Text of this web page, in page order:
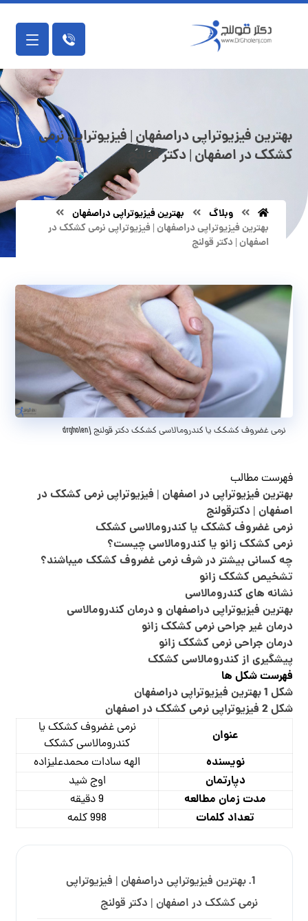
بهترین فیزیوتراپی دراصفهان | فیزیوتراپی نرمی
کشکک در اصفهان | دکتر قولنج
وبلاگ
بهترین فیزیوتراپی دراصفهان
بهترین فیزیوتراپی دراصفهان | فیزیوتراپی نرمی کشکک در
اصفهان | دکتر قولنج
نرمی غضروف کشکک یا کندرومالاسی کشکک دکتر قولنج drgholenj
فهرست مطالب
بهترین فیزیوتراپی در اصفهان | فیزیوتراپی نرمی کشکک در
اصفهان | دکترقولنج
نرمی غضروف کشکک یا کندرومالاسی کشکک
نرمی کشکک زانو یا کندرومالاسی چیست؟
چه کسانی بیشتر در شرف نرمی غضروف کشکک میباشند؟
تشخیص کشکک زانو
نشانه های کندرومالاسی
بهترین فیزیوتراپی دراصفهان و درمان کندرومالاسی
درمان غیر جراحی نرمی کشکک زانو
درمان جراحی نرمی کشکک زانو
پیشگیری از کندرومالاسی کشکک
فهرست شکل ها
شکل 1 بهترین فیزیوتراپی دراصفهان
شکل 2 فیزیوتراپی نرمی کشکک در اصفهان
عنوان
نرمی غضروف کشکک یا
کندرومالاسی کشکک
نویسنده الهه سادات محمدعلیزاده
دپارتمان اوج شید
مدت زمان مطالعه 9 دقیقه
تعداد کلمات 998 کلمه
بهترین فیزیوتراپی دراصفهان | فیزیوتراپی
نرمی کشکک در اصفهان | دکتر قولنج